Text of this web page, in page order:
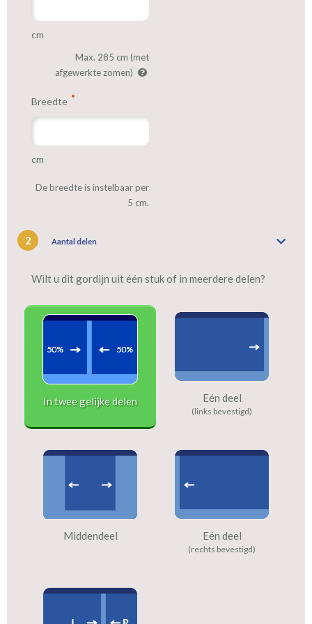
cm
Max. 285 cm (met
afgewerkte zomen)
Breedte
cm
De breedte is instelbaar per
5 cm.
2 Aantal delen
Wilt u dit gordijn uit één stuk of in meerdere delen?
In twee gelijke delen Eén deel
(links bevestigd)
Middendeel Eén deel
(rechts bevestigd)